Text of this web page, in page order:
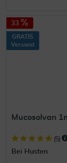
33
GRATIS
Versand
Mucosolvan
(5)
Bei Husten